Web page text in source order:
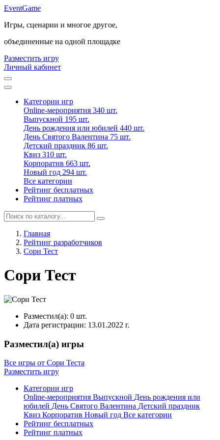
EventGame
Игры, сценарии и многое другое,
объединенные на одной площадке
Разместить игру
Личный кабинет
Категории игр
Online-мероприятия 340 шт.
Выпускной 195 шт.
День рождения или юбилей 440 шт.
День Святого Валентина 75 шт.
Детский праздник 86 шт.
Квиз 310 шт.
Корпоратив 663 шт.
Новый год 294 шт.
Все категории
Рейтинг бесплатных
Рейтинг платных
Главная
Рейтинг разработчиков
Сори Тест
Сори Тест
Разместил(а): 0 шт.
Дата регистрации: 13.01.2022 г.
Разместил(а) игры
Все игры от Сори Теста
Разместить игру
Категории игр
Online-мероприятия Выпускной День рождения или
юбилей День Святого Валентина Детский праздник
Квиз Корпоратив Новый год Все категории
Рейтинг бесплатных
Рейтинг платных